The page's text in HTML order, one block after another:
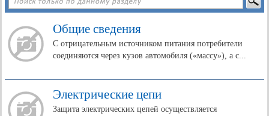
Общие сведения
С отрицательным источником питания потребители
соединяются через кузов автомобиля («массу»), а с...
Электрические цепи
Защита электрических цепей осуществляется